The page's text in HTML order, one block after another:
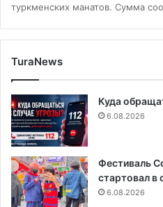
туркменских манатов. Сумма
TuraNews
Куда
6.08.2026
Фестиваль
стартовал в
6.08.2026